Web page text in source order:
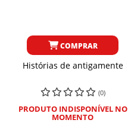
COMPRAR
Histórias de antigamente
(0)
PRODUTO INDISPONÍVEL NO
MOMENTO